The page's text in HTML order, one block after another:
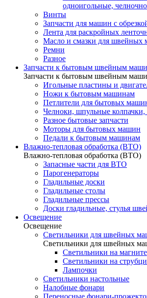
одноигольные,
Винты
Запчасти для машин с
Лента для раскройных
Масло и смазки для швейных
Ремни
Разное
Запчасти к бытовым швейным
Запчасти к бытовым швейным
Игольные пластины и
Ножи к бытовым машинам
Петлители для бытовых
Челноки, шпульные
Разное бытовые запчасти
Моторы для бытовых машин
Педали к бытовым машинам
Влажно-тепловая обработка (ВТО)
Влажно-тепловая обработка (ВТО)
Запасные части для ВТО
Парогенераторы
Гладильные доски
Гладильные столы
Гладильные прессы
Доски гладильные, стулья
Освещение
Освещение
Светильники для швейных
Светильники для швейных
Светильники на магните
Светильники на
Лампочки
Светильники настольные
Налобные фонари
Переносные фонари-